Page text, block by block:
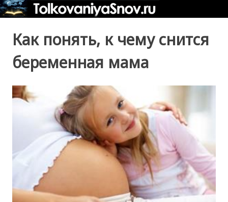
Как понять, к чему снится
беременная мама